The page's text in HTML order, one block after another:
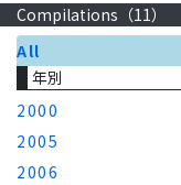
Compilations（11）
All
年別
2000
2005
2006